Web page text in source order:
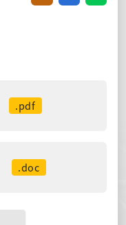
.pdf
.doc